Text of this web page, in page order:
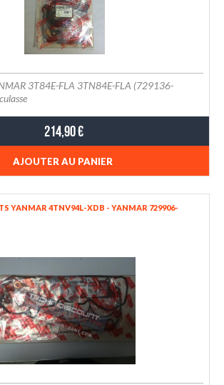
3T84E-FLA 3TN84E-FLA (729136-
214,90 €
AJOUTER AU PANIER
YANMAR 4TNV94L-XDB - YANMAR 729906-